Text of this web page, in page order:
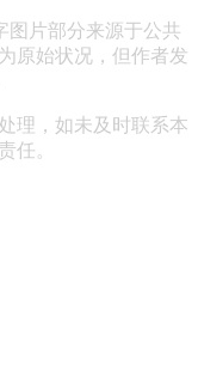
图片部分来源于公共
原始状况，但作者发
理，如未及时联系本
任。